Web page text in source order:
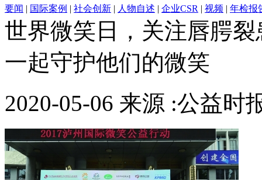
要闻 | 国际案例 | 社会创新 | 人物自述 | 企业CSR | 视频 | 年检报
世界微笑日，关注唇腭
一起守护他们的微笑
2020-05-06 来源 :公益时